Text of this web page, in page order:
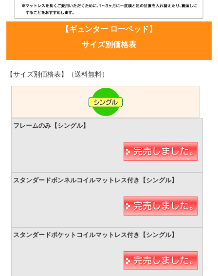
【ギュンター ローベッド】
サイズ別価格表
【サイズ別価格表】（送料無料）